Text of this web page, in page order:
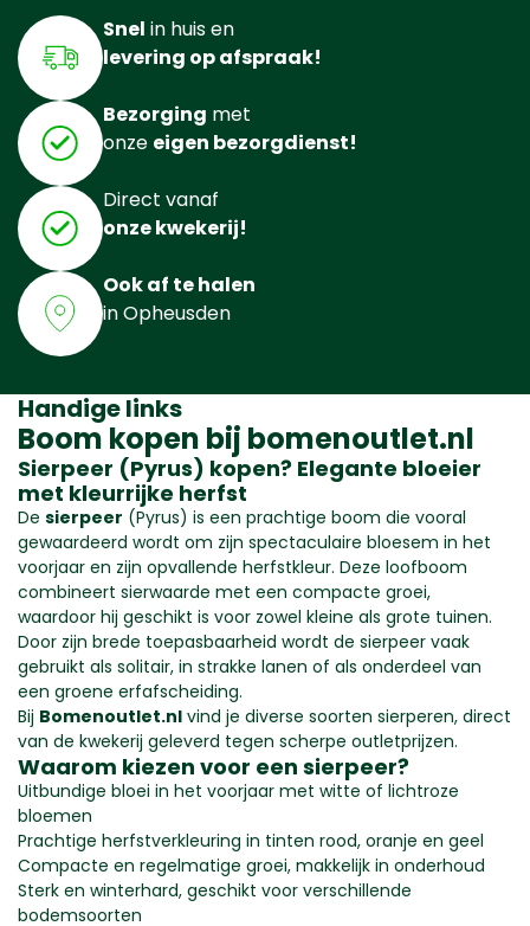
Snel in huis en
levering op afspraak!
Bezorging met
onze eigen bezorgdienst!
Direct vanaf
onze kwekerij!
Ook af te halen
in Opheusden
Handige links
Boom kopen bij bomenoutlet.nl
Sierpeer (Pyrus) kopen? Elegante bloeier
met kleurrijke herfst
De sierpeer (Pyrus) is een prachtige boom die vooral
gewaardeerd wordt om zijn spectaculaire bloesem in het
voorjaar en zijn opvallende herfstkleur. Deze loofboom
combineert sierwaarde met een compacte groei,
waardoor hij geschikt is voor zowel kleine als grote tuinen.
Door zijn brede toepasbaarheid wordt de sierpeer vaak
gebruikt als solitair, in strakke lanen of als onderdeel van
een groene erfafscheiding.
Bij Bomenoutlet.nl vind je diverse soorten sierperen, direct
van de kwekerij geleverd tegen scherpe outletprijzen.
Waarom kiezen voor een sierpeer?
Uitbundige bloei in het voorjaar met witte of lichtroze
bloemen
Prachtige herfstverkleuring in tinten rood, oranje en geel
Compacte en regelmatige groei, makkelijk in onderhoud
Sterk en winterhard, geschikt voor verschillende
bodemsoorten